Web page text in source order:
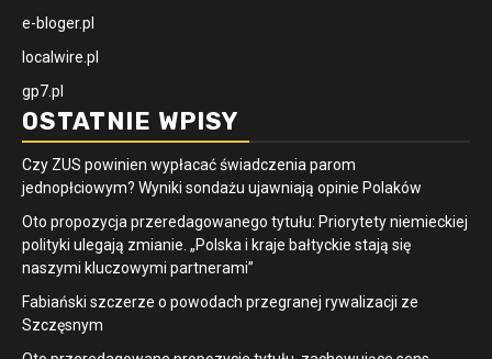
e-bloger.pl
localwire.pl
gp7.pl
OSTATNIE WPISY
Czy ZUS powinien wypłacać świadczenia parom
jednopłciowym? Wyniki sondażu ujawniają opinie Polaków
Oto propozycja przeredagowanego tytułu: Priorytety niemieckiej
polityki ulegają zmianie. „Polska i kraje bałtyckie stają się
naszymi kluczowymi partnerami”
Fabiański szczerze o powodach przegranej rywalizacji ze
Szczęsnym